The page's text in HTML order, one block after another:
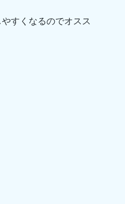
すくなるのでオスス